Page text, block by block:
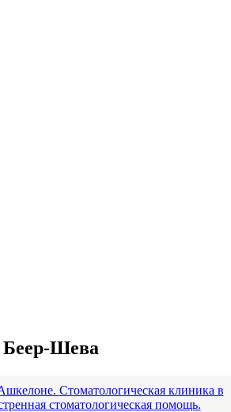
Беер-Шева
Стоматологическая клиника в
стоматологическая помощь.